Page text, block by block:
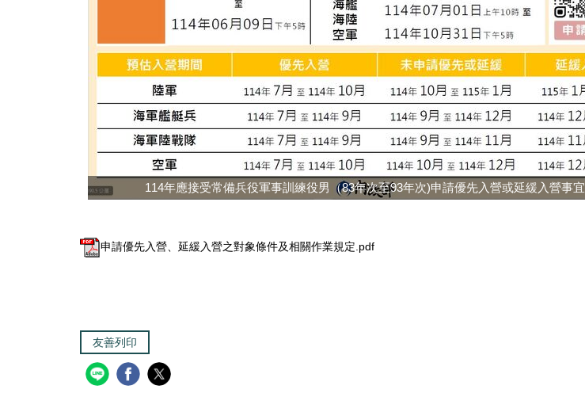
114年應接受常備兵役軍事訓練役男（83年次至93年次)申請優先入營或延緩入營事宜
申請優先入營、延緩入營之對象條件及相關作業規定.pdf
友善列印